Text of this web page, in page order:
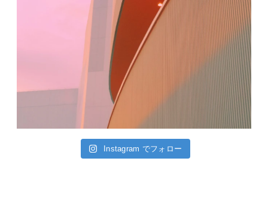
Instagram でフォロー